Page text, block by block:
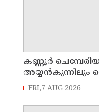
കണ്ണൂർ
അയ്യൻകുന്നിലും
മഴ ; ഉദയഗിരിയിൽ
ക്യാമ്പിലേക്ക് മാറ്റി
FRI,7 AUG 2026